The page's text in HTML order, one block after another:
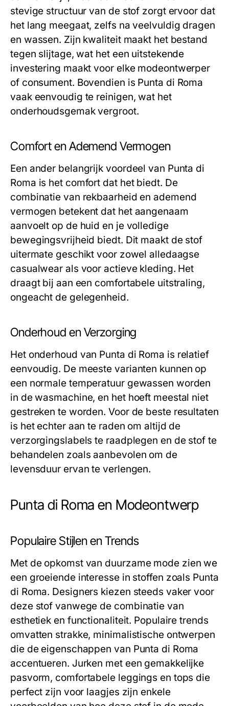
stevige structuur van de stof zorgt ervoor dat
het lang meegaat, zelfs na veelvuldig dragen
en wassen. Zijn kwaliteit maakt het bestand
tegen slijtage, wat het een uitstekende
investering maakt voor elke modeontwerper
of consument. Bovendien is Punta di Roma
vaak eenvoudig te reinigen, wat het
onderhoudsgemak vergroot.
Comfort en Ademend Vermogen
Een ander belangrijk voordeel van Punta di
Roma is het comfort dat het biedt. De
combinatie van rekbaarheid en ademend
vermogen betekent dat het aangenaam
aanvoelt op de huid en je volledige
bewegingsvrijheid biedt. Dit maakt de stof
uitermate geschikt voor zowel alledaagse
casualwear als voor actieve kleding. Het
draagt bij aan een comfortabele uitstraling,
ongeacht de gelegenheid.
Onderhoud en Verzorging
Het onderhoud van Punta di Roma is relatief
eenvoudig. De meeste varianten kunnen op
een normale temperatuur gewassen worden
in de wasmachine, en het hoeft meestal niet
gestreken te worden. Voor de beste resultaten
is het echter aan te raden om altijd de
verzorgingslabels te raadplegen en de stof te
behandelen zoals aanbevolen om de
levensduur ervan te verlengen.
Punta di Roma en Modeontwerp
Populaire Stijlen en Trends
Met de opkomst van duurzame mode zien we
een groeiende interesse in stoffen zoals Punta
di Roma. Designers kiezen steeds vaker voor
deze stof vanwege de combinatie van
esthetiek en functionaliteit. Populaire trends
omvatten strakke, minimalistische ontwerpen
die de eigenschappen van Punta di Roma
accentueren. Jurken met een gemakkelijke
pasvorm, comfortabele leggings en tops die
perfect zijn voor laagjes zijn enkele